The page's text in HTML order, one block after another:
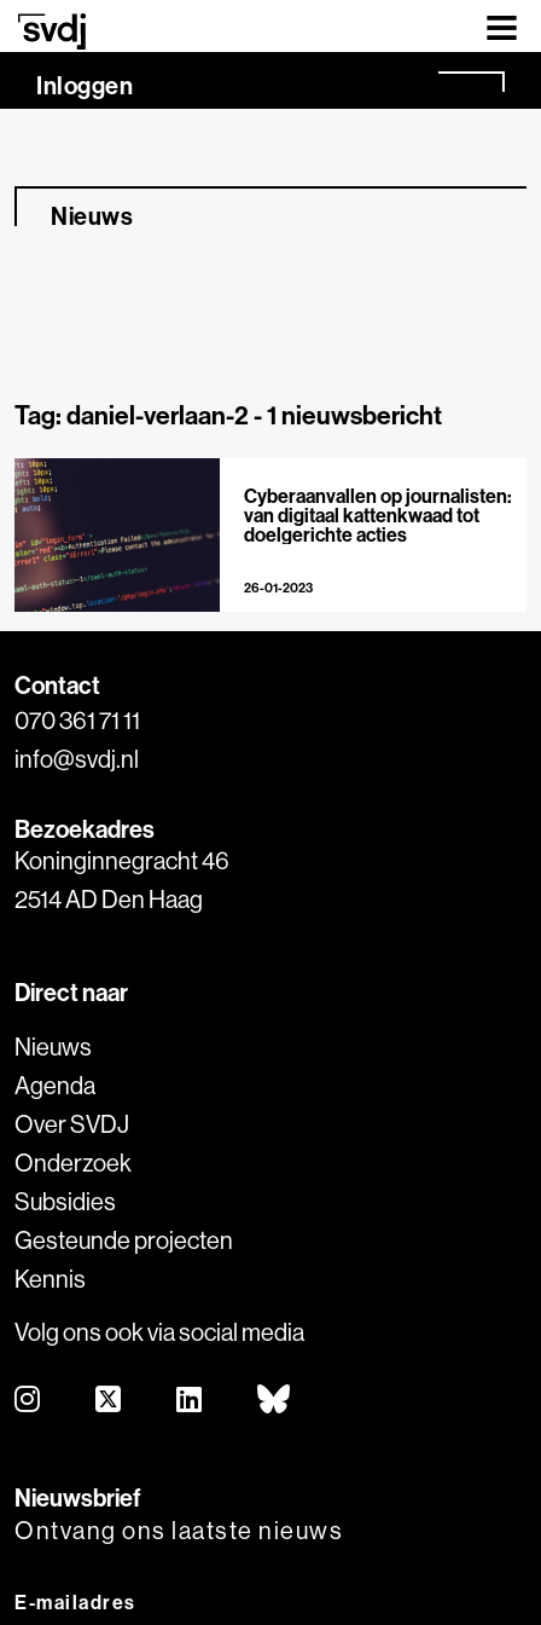
Naar hoofdinhoud
Inloggen
Nieuws
Tag: daniel-verlaan-2 -1 nieuwsbericht
Cyberaanvallen op journalisten:
van digitaal kattenkwaad tot
doelgerichte acties
26-01-2023
Contact
070 361 71 11
info@svdj.nl
Bezoekadres
Koninginnegracht 46
2514 AD Den Haag
Direct naar
Nieuws
Agenda
Over SVDJ
Onderzoek
Subsidies
Gesteunde projecten
Kennis
Volg ons ook via social media
Nieuwsbrief
Ontvang ons laatste nieuws
E-mailadres